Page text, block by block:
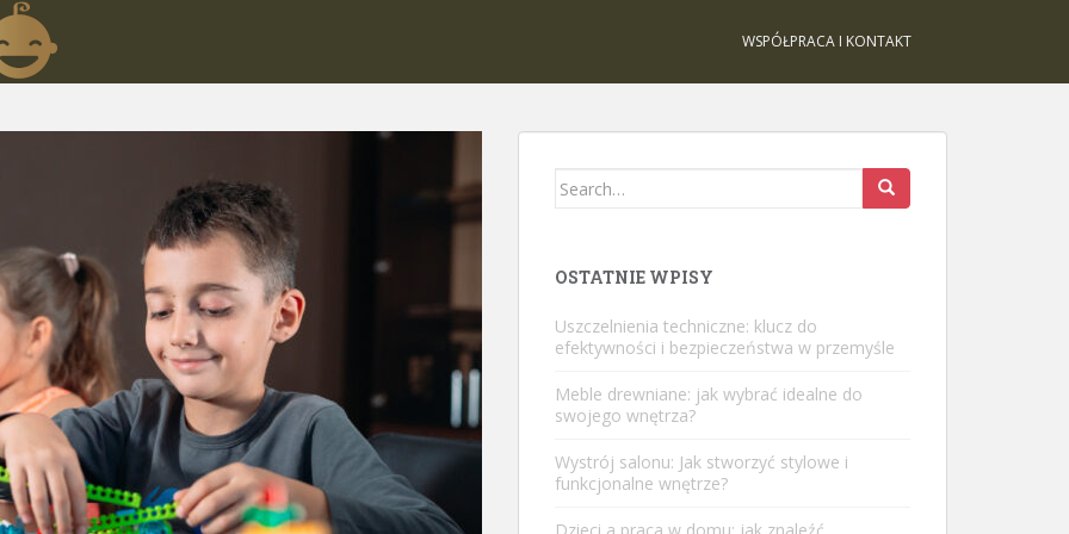
WSPÓŁPRACA I KONTAKT
Search
OSTATNIE WPISY
Uszczelnienia techniczne: klucz do
efektywności i bezpieczeństwa w przemyśle
Meble drewniane: jak wybrać idealne do
swojego wnętrza?
Wystrój salonu: Jak stworzyć stylowe i
funkcjonalne wnętrze?